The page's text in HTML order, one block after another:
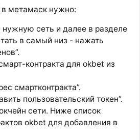
в метамаск нужно:
сеть и далее в разделе
в самый низ - нажать
контракта для okbet из
смартконтракта”.
пользовательский токен”.
сети. Ниже список
okbet для добавления в